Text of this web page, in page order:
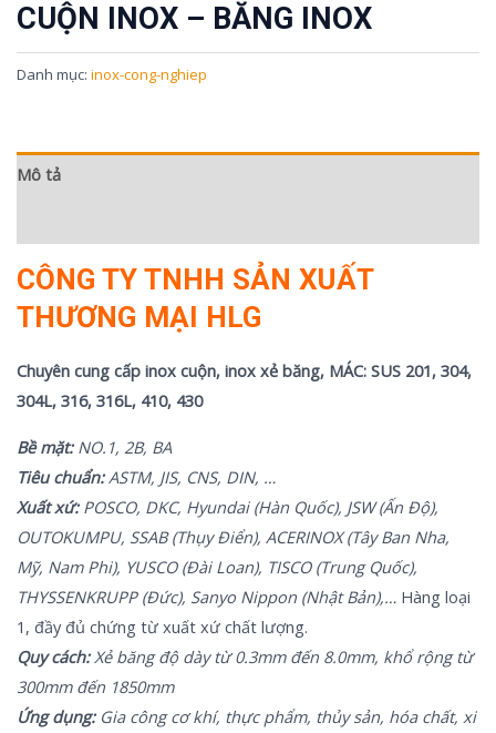
CUỘN INOX – BĂNG INOX
Danh mục: inox-cong-nghiep
Mô tả
CÔNG TY TNHH SẢN XUẤT
THƯƠNG MẠI HLG
Chuyên cung cấp inox cuộn, inox xẻ băng, MÁC: SUS 201, 304,
304L, 316, 316L, 410, 430
Bề mặt:NO.1, 2B, BA
Tiêu chuẩn:ASTM, JIS, CNS, DIN, …
Xuất xứ:POSCO, DKC, Hyundai (Hàn Quốc), JSW (Ấn Độ),
OUTOKUMPU, SSAB (Thụy Điển), ACERINOX (Tây Ban Nha,
Mỹ, Nam Phi), YUSCO (Đài Loan), TISCO (Trung Quốc),
THYSSENKRUPP (Đức), Sanyo Nippon (Nhật Bản),… Hàng loại
1, đầy đủ chứng từ xuất xứ chất lượng.
Quy cách:Xẻ băng độ dày từ 0.3mm đến 8.0mm, khổ rộng từ
300mm đến 1850mm
Ứng dụng:Gia công cơ khí, thực phẩm, thủy sản, hóa chất, xi